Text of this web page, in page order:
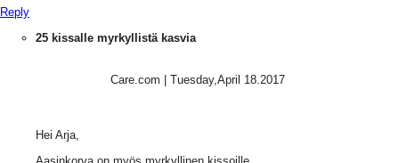
Reply
25 kissalle myrkyllistä kasvia
Care.com Tuesday,April 18.2017
Hei Arja,